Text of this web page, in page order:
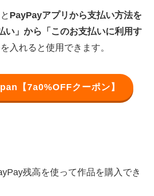
PayPayアプリから支払い方法を
い」から「このお支払いに利用す
を入れると使用できます。
【7a0%OFFクーポン】
残高を使って作品を購入でき